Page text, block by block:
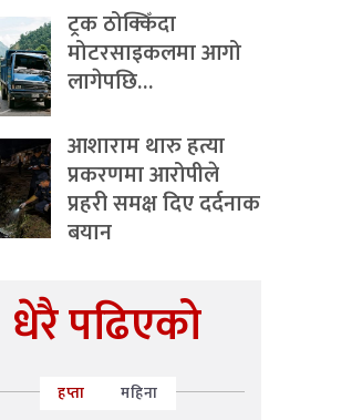
ट्रक ठोक्किँदा
मोटरसाइकलमा आगो
लागेपछि…
आशाराम थारु हत्या
प्रकरणमा आरोपीले
प्रहरी समक्ष दिए दर्दनाक
बयान
धेरै पढिएको
हप्ता महिना